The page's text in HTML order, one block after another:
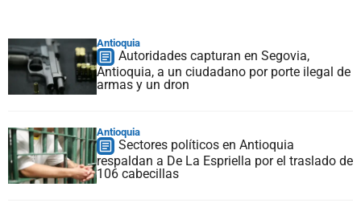
Antioquia
Autoridades capturan en Segovia,
Antioquia, a un ciudadano por porte ilegal de
armas y un dron
Antioquia
Sectores políticos en Antioquia
respaldan a De La Espriella por el traslado de
106 cabecillas